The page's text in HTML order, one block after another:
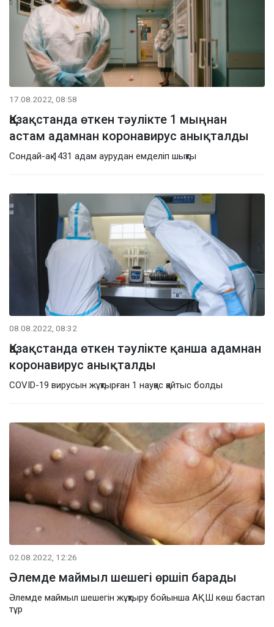
17.08.2022, 08:58
Қазақстанда өткен тәулікте 1 мыңнан
астам адамнан коронавирус анықталды
Сондай-ақ 1431 адам аурудан емделіп шықты
08.08.2022, 08:32
Қазақстанда өткен тәулікте қанша адамнан
коронавирус анықталды
COVID-19 вирусын жұқтырған 1 науқас қайтыс болды
02.08.2022, 12:26
Әлемде маймыл шешегі өршіп барады
Әлемде маймыл шешегін жұқтыру бойынша АҚШ көш бастап
тұр